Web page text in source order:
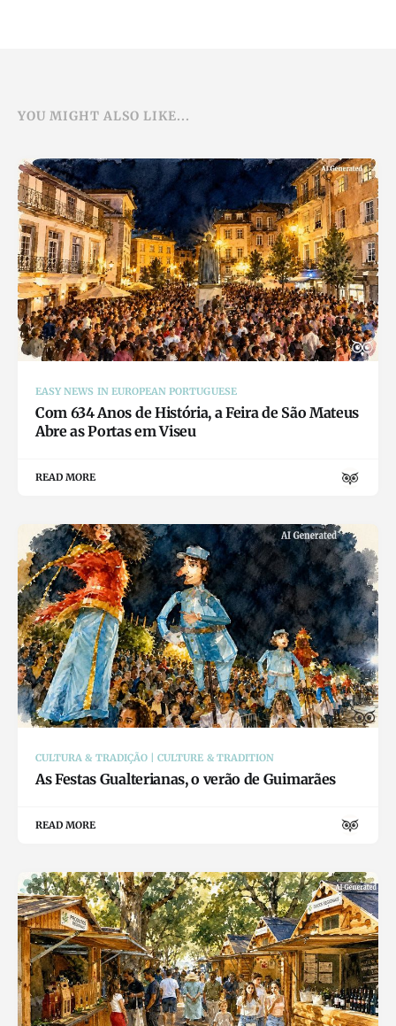
YOU MIGHT ALSO LIKE...
EASY NEWS IN EUROPEAN PORTUGUESE
Com 634 Anos de História, a Feira de São Mateus
Abre as Portas em Viseu
READ MORE
CULTURA & TRADIÇÃO | CULTURE & TRADITION
As Festas Gualterianas, o verão de Guimarães
READ MORE